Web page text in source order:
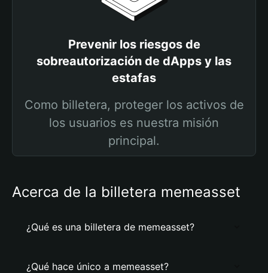
Prevenir los riesgos de
sobreautorización de dApps y las
estafas
Como billetera, proteger los activos de
los usuarios es nuestra misión
principal.
Acerca de la billetera memeasset
¿Qué es una billetera de memeasset?
¿Qué hace único a memeasset?